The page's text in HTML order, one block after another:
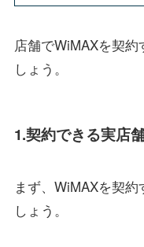
店舗でWiMAXを契
しょう。
1.契約できる実店
まず、WiMAXを契
しょう。